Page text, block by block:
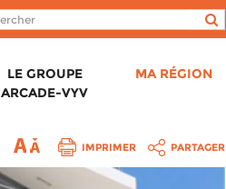
LE GROUPE
ARCADE-VYV
MA RÉGION
IMPRIMER PARTAGER